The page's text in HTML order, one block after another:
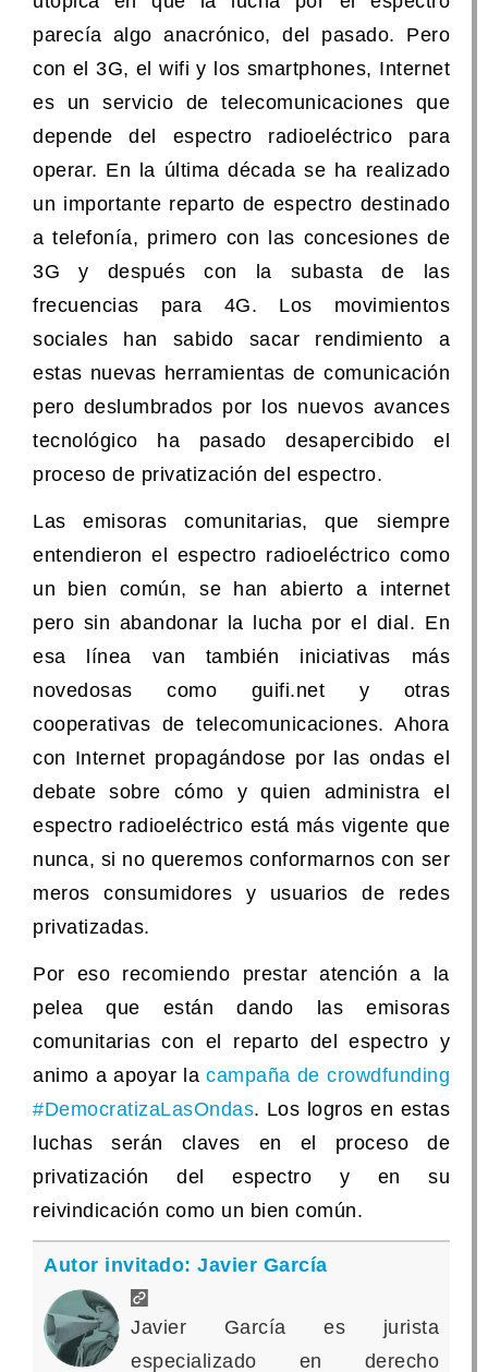
parecía algo anacrónico, del pasado. Pero
con el 3G, el wifi y los smartphones, Internet
es un servicio de telecomunicaciones que
depende del espectro radioeléctrico para
operar. En la última década se ha realizado
un importante reparto de espectro destinado
a telefonía, primero con las concesiones de
3G y después con la subasta de las
frecuencias para 4G. Los movimientos
sociales han sabido sacar rendimiento a
estas nuevas herramientas de comunicación
pero deslumbrados por los nuevos avances
tecnológico ha pasado desapercibido el
proceso de privatización del espectro.
Las emisoras comunitarias, que siempre
entendieron el espectro radioeléctrico como
un bien común, se han abierto a internet
pero sin abandonar la lucha por el dial. En
esa línea van también iniciativas más
novedosas como guifi.net y otras
cooperativas de telecomunicaciones. Ahora
con Internet propagándose por las ondas el
debate sobre cómo y quien administra el
espectro radioeléctrico está más vigente que
nunca, si no queremos conformarnos con ser
meros consumidores y usuarios de redes
privatizadas.
Por eso recomiendo prestar atención a la
pelea que están dando las emisoras
comunitarias con el reparto del espectro y
animo a apoyar lacampaña de crowdfunding
#DemocratizaLasOndas. Los logros en estas
luchas serán claves en el proceso de
privatización del espectro y en su
reivindicación como un bien común.
Autor invitado: Javier García
Javier García es jurista
especializado en derecho